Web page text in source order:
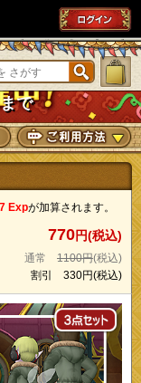
プ
で
Expが加算されます。
770円(税込)
通常 1100円(税込)
割引 330円(税込)